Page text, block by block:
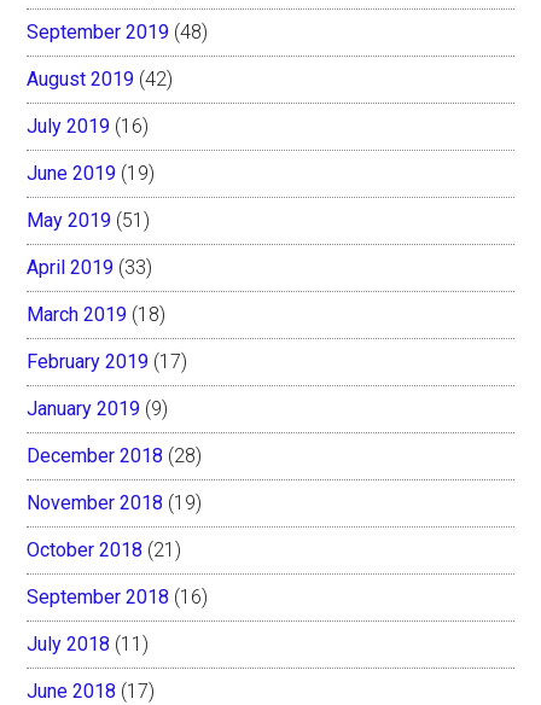
September 2019 (48)
August 2019 (42)
July 2019 (16)
June 2019 (19)
May 2019 (51)
April 2019 (33)
March 2019 (18)
February 2019 (17)
January 2019 (9)
December 2018 (28)
November 2018 (19)
October 2018 (21)
September 2018 (16)
July 2018 (11)
June 2018 (17)